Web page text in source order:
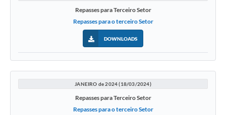
Repasses para Terceiro Setor
Repasses para o terceiro Setor
DOWNLOADS
JANEIRO de 2024 (18/03/2024)
Repasses para Terceiro Setor
Repasses para o terceiro Setor